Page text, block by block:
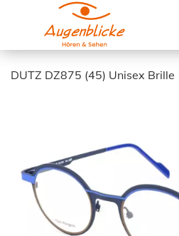
DUTZ DZ875 (45) Unisex Brille